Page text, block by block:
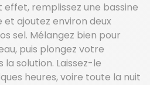
effet, remplissez une bassine
et ajoutez environ deux
sel. Mélangez bien pour
puis plongez votre
solution. Laissez-le
heures, voire toute la nuit